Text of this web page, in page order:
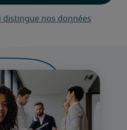
distingue nos données